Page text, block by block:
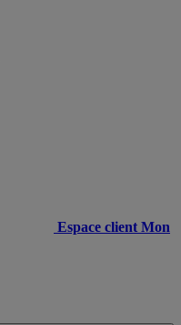
Espace client Mon